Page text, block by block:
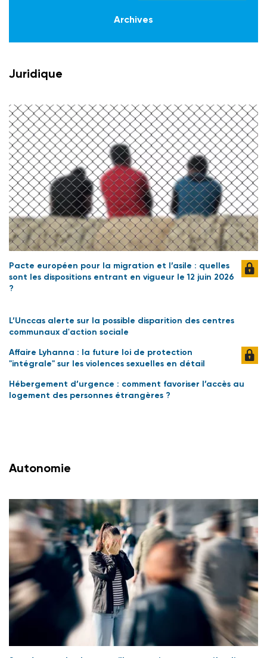
Archives
Juridique
Pacte européen pour la migration et l’asile : quelles
sont les dispositions entrant en vigueur le 12 juin 2026
?
L’Unccas alerte sur la possible disparition des centres
communaux d'action sociale
Affaire Lyhanna : la future loi de protection
"intégrale" sur les violences sexuelles en détail
Hébergement d’urgence : comment favoriser l’accès au
logement des personnes étrangères ?
Autonomie